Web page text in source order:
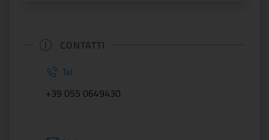
CONTATTI
Tel
+39 055 0649430